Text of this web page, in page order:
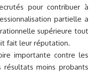
pour contribuer à
partielle a
supérieure tout
fait leur réputation.
importante contre les
moins probants